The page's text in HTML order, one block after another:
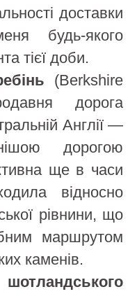
доставки
будь-якого
тієї доби.
(Berkshire
дорога
Англії —
дорогою
ще в часи
відносно
рівнини, що
маршрутом
каменів.
шотландського